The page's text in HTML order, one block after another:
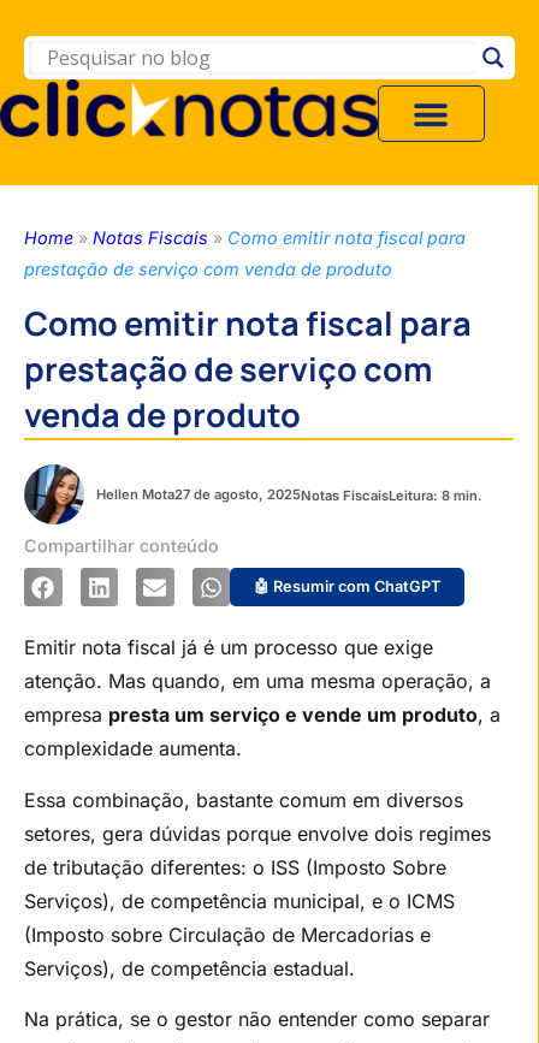
Home » Notas Fiscais » Como emitir nota fiscal para
prestação de serviço com venda de produto
Como emitir nota fiscal para
prestação de serviço com
venda de produto
Hellen Mota27 de agosto, 2025Notas Fiscais
Compartilhar conteúdo
🤖 Resumir com ChatGPT
Emitir nota fiscal já é um processo que exige
atenção. Mas quando, em uma mesma operação, a
empresa presta um serviço e vende um produto, a
complexidade aumenta.
Essa combinação, bastante comum em diversos
setores, gera dúvidas porque envolve dois regimes
de tributação diferentes: o ISS (Imposto Sobre
Serviços), de competência municipal, e o ICMS
(Imposto sobre Circulação de Mercadorias e
Serviços), de competência estadual.
Na prática, se o gestor não entender como separar